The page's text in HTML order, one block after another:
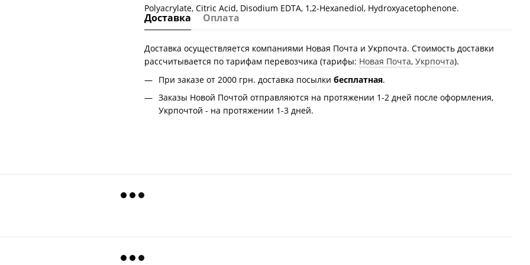
Polyacrylate, Citric Acid, Disodium EDTA, 1,2-Hexanediol, Hydroxyacetophenone.
Доставка Оплата
Доставка осуществляется компаниями Новая Почта и Укрпочта. Стоимость доставки
рассчитывается по тарифам перевозчика (тарифы: Новая Почта, Укрпочта).
При заказе от 2000 грн. доставка посылки бесплатная.
Заказы Новой Почтой отправляются на протяжении 1-2 дней после оформления,
Укрпочтой - на протяжении 1-3 дней.